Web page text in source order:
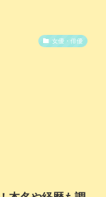
女優・俳優